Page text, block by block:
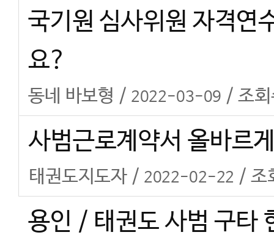
국기원 심사위원 자격연
요?
동네 바보형 / 2022-03-09 / 조
사범근로계약서 올바르
태권도지도자 / 2022-02-22 / 조
용인 / 태권도 사범 구